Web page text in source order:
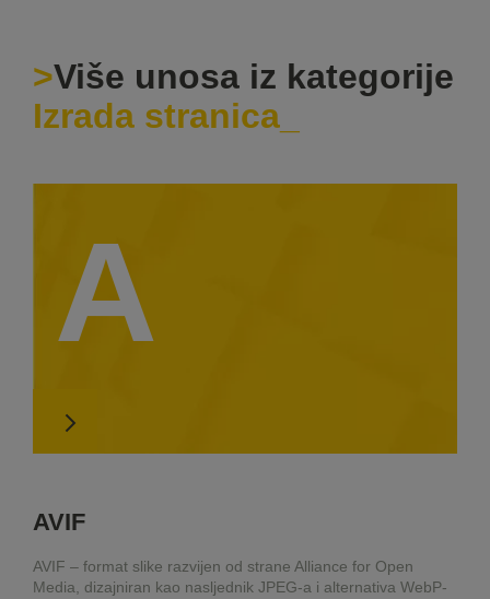
Više unosa iz kategorije
Izrada stranica
A
AVIF
AVIF – format slike razvijen od strane Alliance for Open
Media, dizajniran kao nasljednik JPEG-a i alternativa WebP-